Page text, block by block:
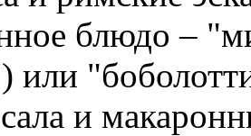
блюдо –
или
и